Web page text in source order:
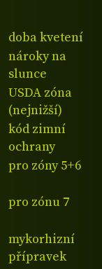
doba kvetení
nároky na
slunce
USDA zóna
(nejnižší)
kód zimní
ochrany
pro zóny 5+6
pro zónu 7
mykorhizní
přípravek